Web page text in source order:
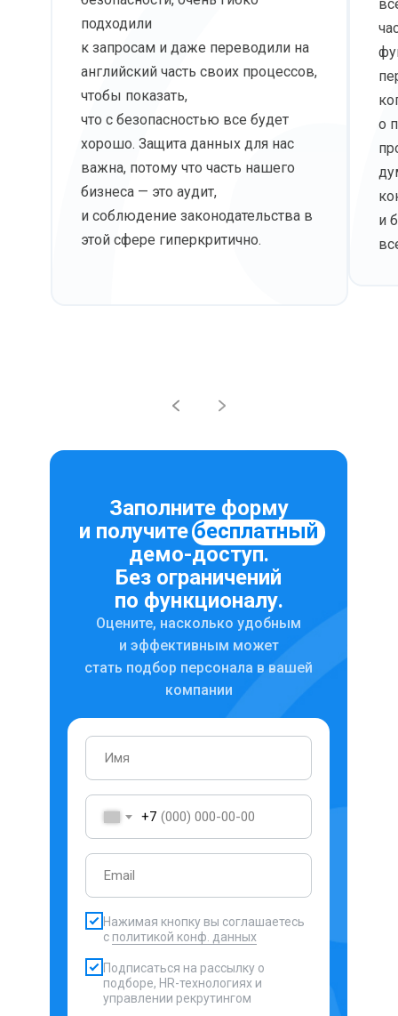
подходили
к запросам и даже переводили на
английский часть своих процессов,
чтобы показать,
что с безопасностью все будет
хорошо. Защита данных для нас
важна, потому что часть нашего
бизнеса — это аудит,
и соблюдение законодательства в
этой сфере гиперкритично.
о
и
Заполните форму
и получитебесплатный
демо-доступ.
Без ограничений
по функционалу.
Оцените, насколько удобным
и эффективным может
стать подбор персонала в вашей
компании
+7
Нажимая кнопку вы соглашаетесь
с политикой конф. данных
Подписаться на рассылку о
подборе, HR-технологиях и
управлении рекрутингом